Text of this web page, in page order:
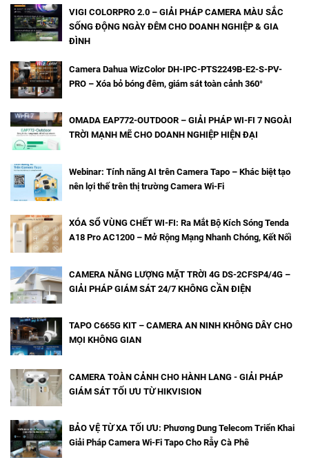
VIGI COLORPRO 2.0 – GIẢI PHÁP CAMERA MÀU SẮC
SỐNG ĐỘNG NGÀY ĐÊM CHO DOANH NGHIỆP & GIA
ĐÌNH
Camera Dahua WizColor DH-IPC-PTS2249B-E2-S-PV-
PRO – Xóa bỏ bóng đêm, giám sát toàn cảnh 360°
OMADA EAP772-OUTDOOR – GIẢI PHÁP WI-FI 7 NGOÀI
TRỜI MẠNH MẼ CHO DOANH NGHIỆP HIỆN ĐẠI
Webinar: Tính năng AI trên Camera Tapo – Khác biệt tạo
nên lợi thế trên thị trường Camera Wi-Fi
XÓA SỔ VÙNG CHẾT WI-FI: Ra Mắt Bộ Kích Sóng Tenda
A18 Pro AC1200 – Mở Rộng Mạng Nhanh Chóng, Kết Nối
CAMERA NĂNG LƯỢNG MẶT TRỜI 4G DS-2CFSP4/4G –
GIẢI PHÁP GIÁM SÁT 24/7 KHÔNG CẦN ĐIỆN
TAPO C665G KIT – CAMERA AN NINH KHÔNG DÂY CHO
MỌI KHÔNG GIAN
CAMERA TOÀN CẢNH CHO HÀNH LANG - GIẢI PHÁP
GIÁM SÁT TỐI ƯU TỪ HIKVISION
BẢO VỆ TỪ XA TỐI ƯU: Phương Dung Telecom Triển Khai
Giải Pháp Camera Wi-Fi Tapo Cho Rẫy Cà Phê